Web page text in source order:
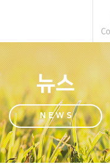
뉴스
NEWS